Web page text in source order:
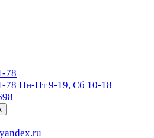
78
78 Пн-Пт 9-19, Сб 10-18